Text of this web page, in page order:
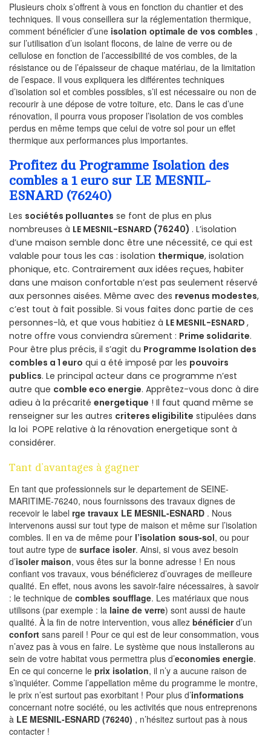
Plusieurs choix s’offrent à vous en fonction du chantier et des
techniques. Il vous conseillera sur la réglementation thermique,
comment bénéficier d’une isolation optimale de vos combles ,
sur l’utilisation d’un isolant flocons, de laine de verre ou de
cellulose en fonction de l’accessibilité de vos combles, de la
résistance ou de l’épaisseur de chaque matériau, de la limitation
de l’espace. Il vous expliquera les différentes techniques
d’isolation sol et combles possibles, s’il est nécessaire ou non de
recourir à une dépose de votre toiture, etc. Dans le cas d’une
rénovation, il pourra vous proposer l’isolation de vos combles
perdus en même temps que celui de votre sol pour un effet
thermique aux performances plus importantes.
Profitez du Programme Isolation des
combles a 1 euro sur LE MESNIL-
ESNARD (76240)
Les sociétés polluantes se font de plus en plus
nombreuses à LE MESNIL-ESNARD (76240) . L’isolation
d’une maison semble donc être une nécessité, ce qui est
valable pour tous les cas : isolation thermique, isolation
phonique, etc. Contrairement aux idées reçues, habiter
dans une maison confortable n’est pas seulement réservé
aux personnes aisées. Même avec des revenus modestes,
c’est tout à fait possible. Si vous faites donc partie de ces
personnes-là, et que vous habitiez à LE MESNIL-ESNARD ,
notre offre vous conviendra sûrement : Prime solidarite.
Pour être plus précis, il s’agit du Programme Isolation des
combles a 1 euro qui a été imposé par les pouvoirs
publics. Le principal acteur dans ce programme n’est
autre que comble eco energie. Apprêtez-vous donc à dire
adieu à la précarité energetique ! Il faut quand même se
renseigner sur les autres criteres eligibilite stipulées dans
la loi POPE relative à la rénovation energetique sont à
considérer.
Tant d’avantages à gagner
En tant que professionnels sur le departement de SEINE-
MARITIME-76240, nous fournissons des travaux dignes de
recevoir le label rge travaux LE MESNIL-ESNARD . Nous
intervenons aussi sur tout type de maison et même sur l’isolation
combles. Il en va de même pour l’isolation sous-sol, ou pour
tout autre type de surface isoler. Ainsi, si vous avez besoin
d’isoler maison, vous êtes sur la bonne adresse ! En nous
confiant vos travaux, vous bénéficierez d’ouvrages de meilleure
qualité. En effet, nous avons les savoir-faire nécessaires, à savoir
: le technique de combles soufflage. Les matériaux que nous
utilisons (par exemple : la laine de verre) sont aussi de haute
qualité. À la fin de notre intervention, vous allez bénéficierd’un
confort sans pareil ! Pour ce qui est de leur consommation, vous
n’avez pas à vous en faire. Le système que nous installerons au
sein de votre habitat vous permettra plus d’economies energie.
En ce qui concerne le prix isolation, il n’y a aucune raison de
s’inquiéter. Comme l’appellation même du programme le montre,
le prix n’est surtout pas exorbitant ! Pour plus d’informations
concernant notre société, ou les activités que nous entreprenons
à LE MESNIL-ESNARD (76240) , n’hésitez surtout pas à nous
contacter !